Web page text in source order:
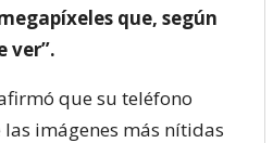
que, según
ver”.
que su teléfono
imágenes más nítidas